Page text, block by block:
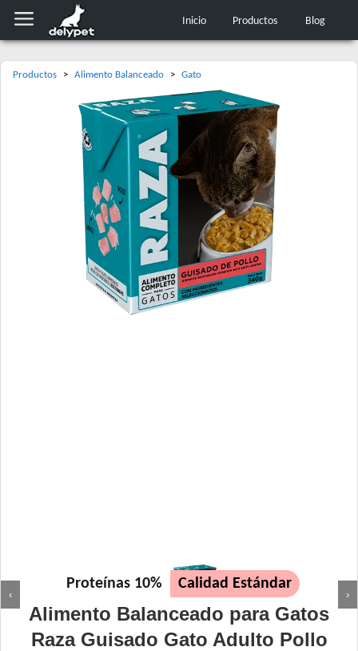
Inicio Productos Blog
Productos > Alimento Balanceado > Gato
‹ ›
Proteínas 10% Calidad Estándar
Alimento Balanceado para Gatos
Raza Guisado Gato Adulto Pollo